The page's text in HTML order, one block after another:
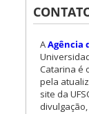
AAgência
Catarina é
pela
site da